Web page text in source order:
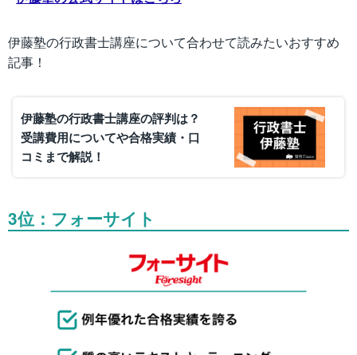
伊藤塾の行政書士講座について合わせて読みたいおすすめ
記事！
伊藤塾の行政書士講座の評判は？
受講費用についてや合格実績・口
コミまで解説！
3位：フォーサイト